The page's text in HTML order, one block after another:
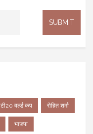
टी20 वर्ल्ड कप रोहित शर्मा
भाजपा